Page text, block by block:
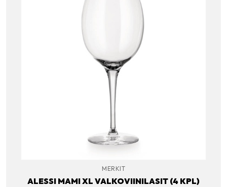
MERKIT
ALESSI MAMI XL VALKOVIINILASIT (4 KPL)